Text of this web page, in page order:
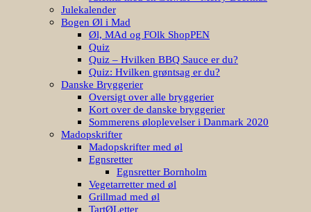
Julekalender
Bogen Øl i Mad
Øl, MAd og FOlk ShopPEN
Quiz
Quiz – Hvilken BBQ Sauce er du?
Quiz: Hvilken grøntsag er du?
Danske Bryggerier
Oversigt over alle bryggerier
Kort over de danske bryggerier
Sommerens øloplevelser i Danmark 2020
Madopskrifter
Madopskrifter med øl
Egnsretter
Egnsretter Bornholm
Vegetarretter med øl
Grillmad med øl
TartØLetter